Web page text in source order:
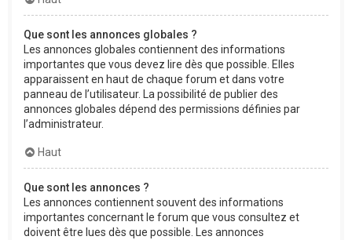
Que sont les annonces globales ?
Les annonces globales contiennent des informations
importantes que vous devez lire dès que possible. Elles
apparaissent en haut de chaque forum et dans votre
panneau de l’utilisateur. La possibilité de publier des
annonces globales dépend des permissions définies par
l’administrateur.
Haut
Que sont les annonces ?
Les annonces contiennent souvent des informations
importantes concernant le forum que vous consultez et
doivent être lues dès que possible. Les annonces